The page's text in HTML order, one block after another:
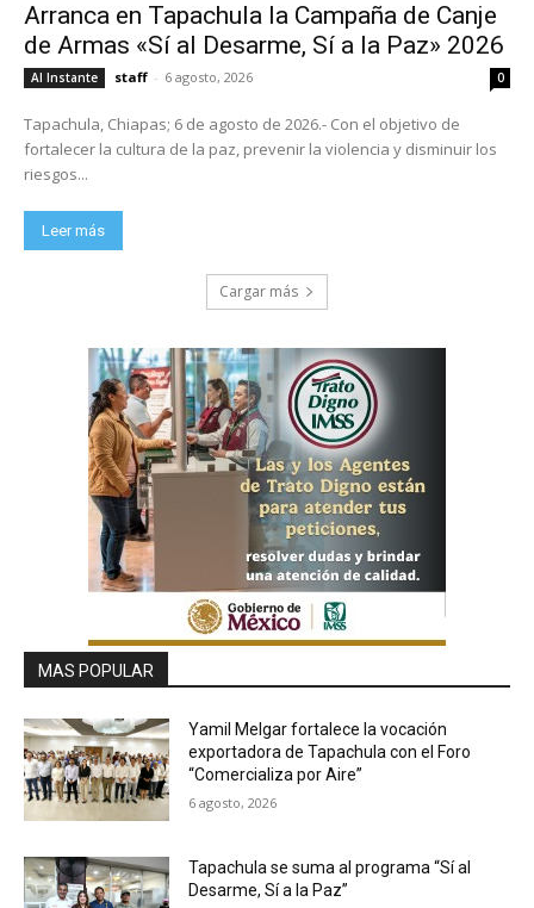
Arranca en Tapachula la Campaña de Canje
de Armas «Sí al Desarme, Sí a la Paz» 2026
Al Instante staff - 6 agosto, 2026 0
Tapachula, Chiapas; 6 de agosto de 2026.- Con el objetivo de
fortalecer la cultura de la paz, prevenir la violencia y disminuir los
riesgos...
Leer más
Cargar más
MAS POPULAR
Yamil Melgar fortalece la vocación
exportadora de Tapachula con el Foro
“Comercializa por Aire”
6 agosto, 2026
Tapachula se suma al programa “Sí al
Desarme, Sí a la Paz”